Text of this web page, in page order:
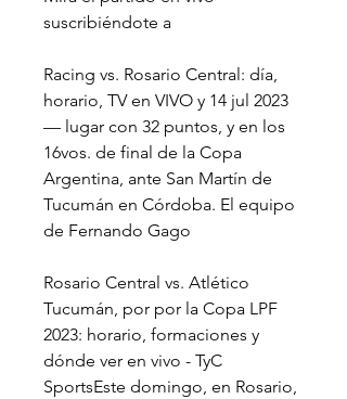
suscribiéndote a
Racing vs. Rosario Central: día,
horario, TV en VIVO y 14 jul 2023
— lugar con 32 puntos, y en los
16vos. de final de la Copa
Argentina, ante San Martín de
Tucumán en Córdoba. El equipo
de Fernando Gago
Rosario Central vs. Atlético
Tucumán, por por la Copa LPF
2023: horario, formaciones y
dónde ver en vivo - TyC
SportsEste domingo, en Rosario,